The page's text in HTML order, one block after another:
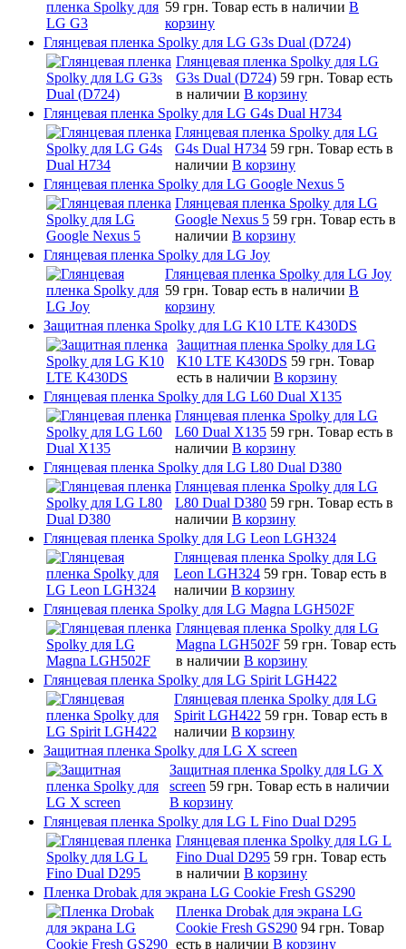
59 грн. Товар есть в наличии В
корзину
Глянцевая пленка Spolky для LG G3s Dual (D724)
Глянцевая пленка Spolky для LG
G3s Dual (D724) 59 грн. Товар есть
в наличии В корзину
Глянцевая пленка Spolky для LG G4s Dual H734
Глянцевая пленка Spolky для LG
G4s Dual H734 59 грн. Товар есть в
наличии В корзину
Глянцевая пленка Spolky для LG Google Nexus 5
Глянцевая пленка Spolky для LG
Google Nexus 5 59 грн. Товар есть в
наличии В корзину
Глянцевая пленка Spolky для LG Joy
Глянцевая пленка Spolky для LG Joy
59 грн. Товар есть в наличии В
корзину
Защитная пленка Spolky для LG K10 LTE K430DS
Защитная пленка Spolky для LG
K10 LTE K430DS 59 грн. Товар
есть в наличии В корзину
Глянцевая пленка Spolky для LG L60 Dual X135
Глянцевая пленка Spolky для LG
L60 Dual X135 59 грн. Товар есть в
наличии В корзину
Глянцевая пленка Spolky для LG L80 Dual D380
Глянцевая пленка Spolky для LG
L80 Dual D380 59 грн. Товар есть в
наличии В корзину
Глянцевая пленка Spolky для LG Leon LGH324
Глянцевая пленка Spolky для LG
Leon LGH324 59 грн. Товар есть в
наличии В корзину
Глянцевая пленка Spolky для LG Magna LGH502F
Глянцевая пленка Spolky для LG
Magna LGH502F 59 грн. Товар есть
в наличии В корзину
Глянцевая пленка Spolky для LG Spirit LGH422
Глянцевая пленка Spolky для LG
Spirit LGH422 59 грн. Товар есть в
наличии В корзину
Защитная пленка Spolky для LG X screen
Защитная пленка Spolky для LG X
screen 59 грн. Товар есть в наличии
В корзину
Глянцевая пленка Spolky для LG L Fino Dual D295
Глянцевая пленка Spolky для LG L
Fino Dual D295 59 грн. Товар есть
в наличии В корзину
Пленка Drobak для экрана LG Cookie Fresh GS290
Пленка Drobak для экрана LG
Cookie Fresh GS290 94 грн. Товар
есть в наличии В корзину